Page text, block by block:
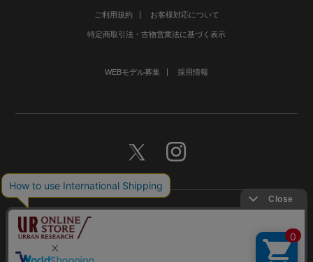
ご利用規約 お客様対応について
特定商取引法・古物営業法に基づく表示
WEBモデル募集 採用情報